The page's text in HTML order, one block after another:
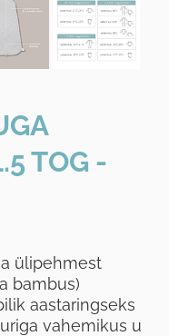
TOG -
ülipehmest
bambus)
aastaringseks
vahemikus u